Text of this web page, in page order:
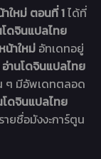
ใหม่ ตอนที่ 1ได้ที่
ดจินแปลไทย
น้าใหม่ อัทเดทอยู่
านโดจินแปลไทย
ๆ มีอัพเดทตลอด
ดจินแปลไทย
ยชื่อมังงะการ์ตูน